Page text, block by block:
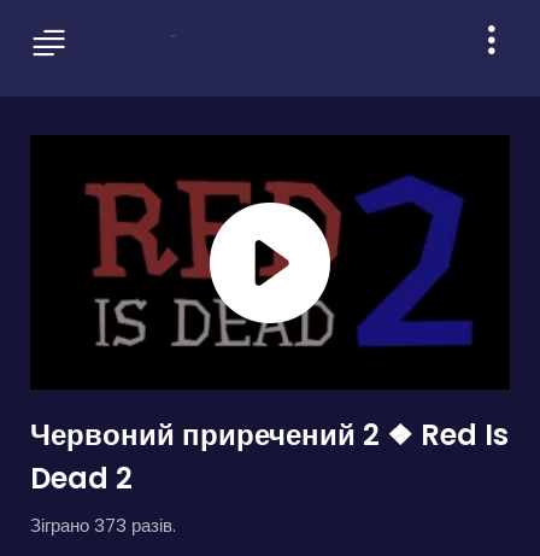
Червоний приречений 2 ❖ Red Is
Dead 2
Зіграно 373 разів.